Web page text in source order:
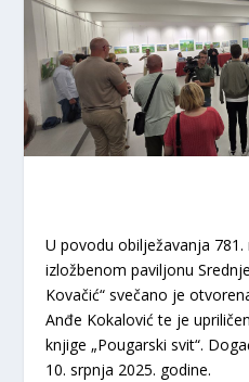
U povodu obilježavanja
izložbenom paviljonu
Kovačić“ svečano je
Anđe Kokalović te je
knjige „Pougarski svit“.
10. srpnja 2025. godine.